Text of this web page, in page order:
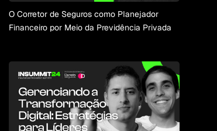
O Corretor de Seguros como Planejador
Financeiro por Meio da Previdência Privada